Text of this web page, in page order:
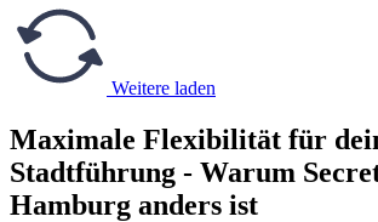
Weitere laden
Maximale Flexibilität für
Stadtführung - Warum
Hamburg anders ist